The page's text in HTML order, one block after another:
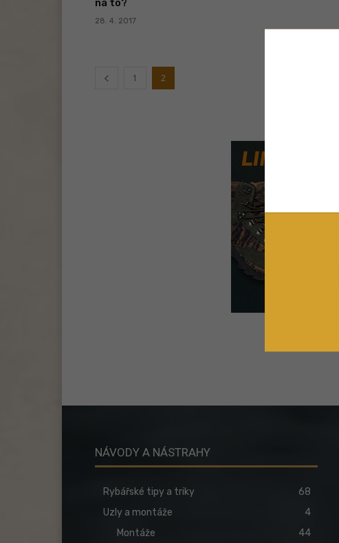
na to?
28. 4. 2017
1 2
NÁVODY A NÁSTRAHY
Rybářské tipy a triky
68
Uzly a montáže
4
Montáže
44